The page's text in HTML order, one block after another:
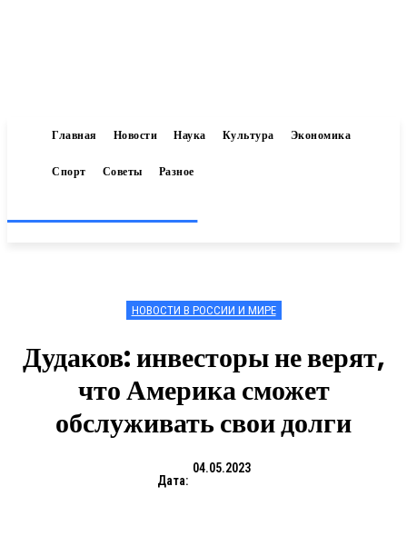
Главная Новости Наука Культура Экономика
Спорт Советы Разное
НОВОСТИ В РОССИИ И МИРЕ
Дудаков: инвесторы не верят,
что Америка сможет
обслуживать свои долги
Дата:
04.05.2023